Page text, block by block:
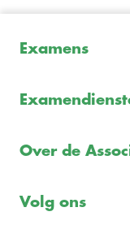
Examens
Examenreglement
Over de
Freelance opdrachten
Volg ons